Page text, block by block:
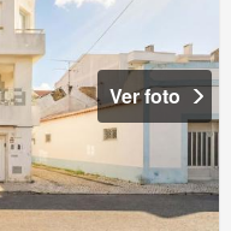
Ver foto